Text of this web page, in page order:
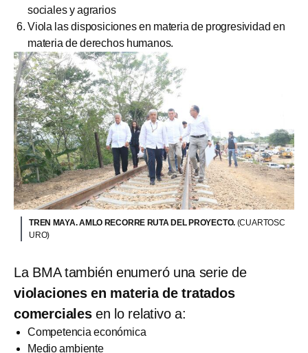
sociales y agrarios
Viola las disposiciones en materia de progresividad en
materia de derechos humanos.
TREN MAYA. AMLO RECORRE RUTA DEL PROYECTO. (CUARTOSC
URO)
La BMA también enumeró una serie de
violaciones en materia de tratados
comercialesen lo relativo a:
Competencia económica
Medio ambiente